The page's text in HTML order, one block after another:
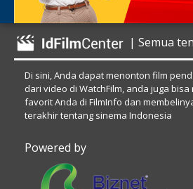
| Semua
Di sini, Anda dapat menonton film
dari video di WatchFilm, anda juga
favorit Anda di FilmInfo dan
terakhir tentang sinema Indonesia
Powered by